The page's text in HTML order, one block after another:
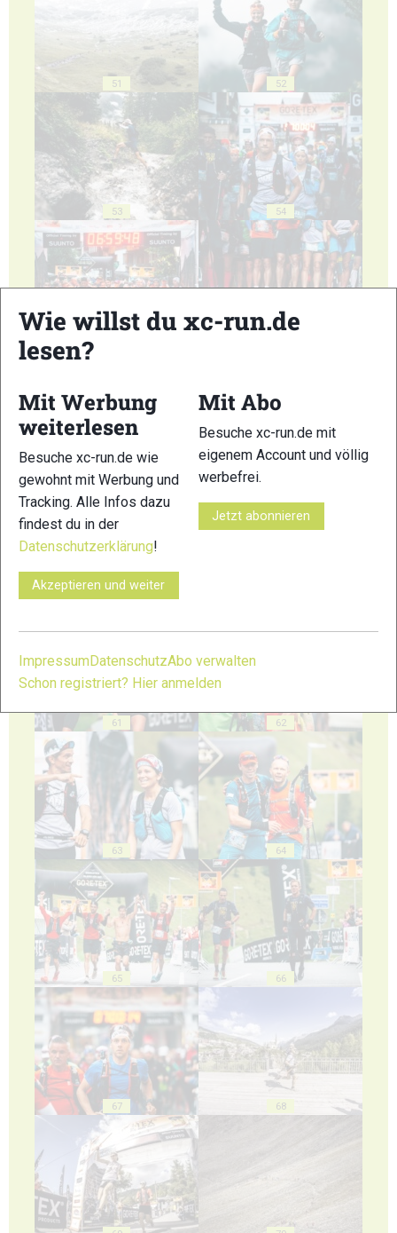
51 52
53 54
61 62
63 64
65 66
67 68
Wie willst du xc-run.de
lesen?
Mit Werbung
weiterlesen
Besuche xc-run.de wie
gewohnt mit Werbung und
Tracking. Alle Infos dazu
findest du in der
Datenschutzerklärung!
Akzeptieren und weiter
Mit Abo
Besuche xc-run.de mit
eigenem Account und völlig
werbefrei.
Jetzt abonnieren
ImpressumDatenschutzAbo verwalten
Schon registriert? Hier anmelden